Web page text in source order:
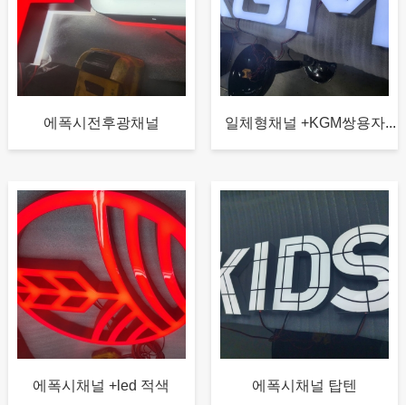
에폭시전후광채널 일체형채널 +KGM쌍용자...
에폭시채널 +led 적색 에폭시채널 탑텐